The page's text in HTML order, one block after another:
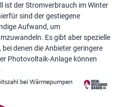
ist der Stromverbrauch im Winter
sind der gestiegene
Aufwand, um
Es gibt aber spezielle
denen die Anbieter geringere
Photovoltaik-Anlage können